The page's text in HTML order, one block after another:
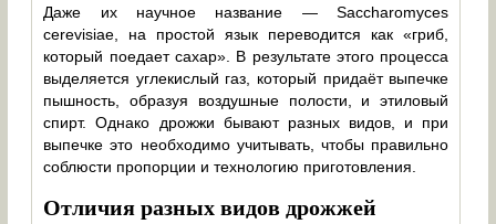
Даже их научное название — Saccharomyces
cerevisiae, на простой язык переводится как «гриб,
который поедает сахар». В результате этого процесса
выделяется углекислый газ, который придаёт выпечке
пышность, образуя воздушные полости, и этиловый
спирт. Однако дрожжи бывают разных видов, и при
выпечке это необходимо учитывать, чтобы правильно
соблюсти пропорции и технологию приготовления.
Отличия разных видов дрожжей